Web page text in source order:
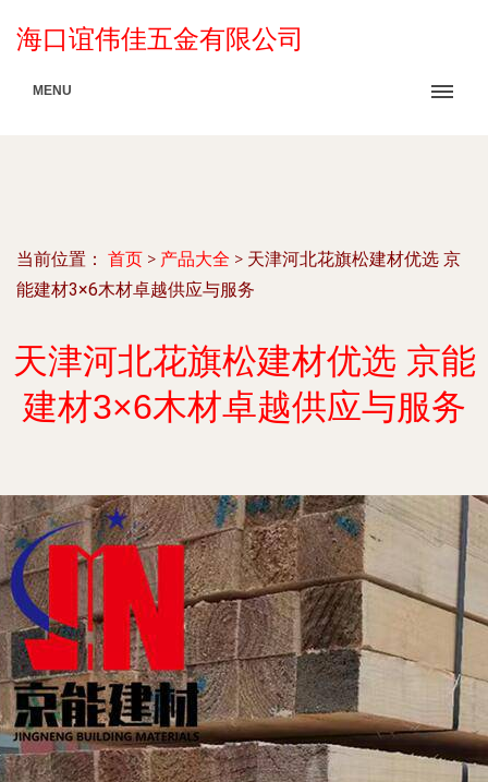
海口谊伟佳五金有限公司
MENU
当前位置： 首页 > 产品大全 > 天津河北花旗松建材优选 京
能建材3×6木材卓越供应与服务
天津河北花旗松建材优选 京能
建材3×6木材卓越供应与服务